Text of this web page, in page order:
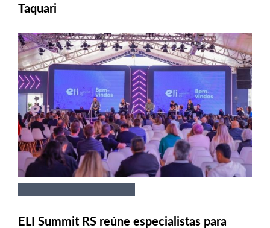
Taquari
ELI Summit RS reúne especialistas para